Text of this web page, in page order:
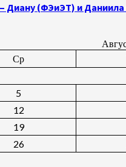
— Диану (ФЭиЭТ) и
Ср
5
12
19
26